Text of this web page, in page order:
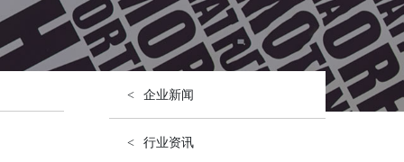
企业新闻
行业资讯